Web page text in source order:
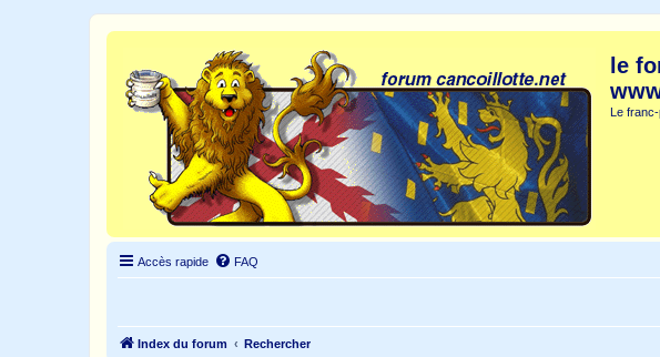
le
Le
Accès rapide FAQ
Index du forum Rechercher